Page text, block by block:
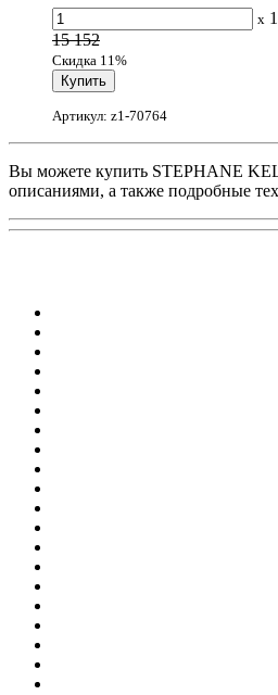
x
15 152
Скидка 11%
Артикул: z1-70764
Вы можете купить STEPHANE
описаниями, а также подробные